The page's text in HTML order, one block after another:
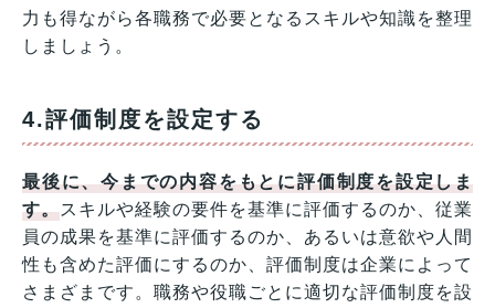
力も得ながら各職務で必要となるスキルや知識を整理
しましょう。
4.評価制度を設定する
最後に、今までの内容をもとに評価制度を設定しま
す。スキルや経験の要件を基準に評価するのか、従業
員の成果を基準に評価するのか、あるいは意欲や人間
性も含めた評価にするのか、評価制度は企業によって
さまざまです。職務や役職ごとに適切な評価制度を設